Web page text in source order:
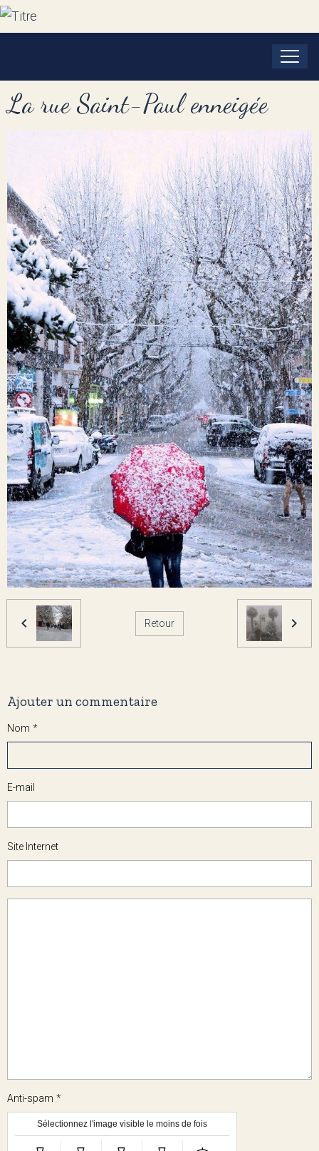
La rue Saint-Paul enneigée
Retour
Ajouter un commentaire
Nom
E-mail
Site Internet
Anti-spam
Sélectionnez l'image visible le moins de fois